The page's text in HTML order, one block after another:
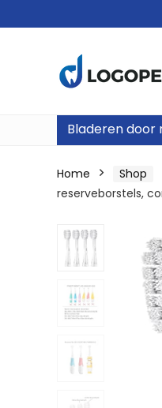
Bladeren door
Home Shop
reserveborstels,